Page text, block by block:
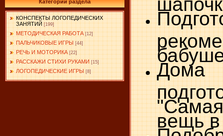
Категории раздела
КОНСПЕКТЫ ЛОГОПЕДИЧЕСКИХ
ЗАНЯТИЙ [199]
МЕТОДИЧЕСКАЯ РАБОТА [12]
ПАЛЬЧИКОВЫЕ ИГРЫ [44]
РЕЧЬ И МОТОРИКА [22]
РАССКАЖИ СТИХИ РУКАМИ [15]
ЛОГОПЕДИЧЕСКИЕ ИГРЫ [8]
вещь